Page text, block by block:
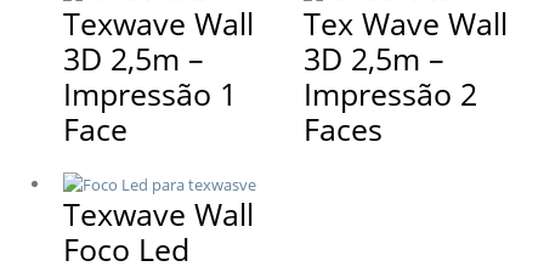
Texwave Wall
3D 2,5m –
Impressão 1
Face
Tex Wave Wall
3D 2,5m –
Impressão 2
Faces
Texwave Wall
Foco Led